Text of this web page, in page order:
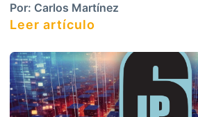
Por: Carlos Martínez
Leer artículo